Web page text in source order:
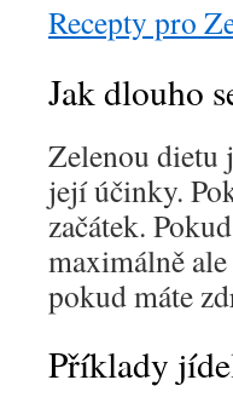
Recepty pro
Jak dlouho
Zelenou dietu
její účinky.
začátek.
maximálně ale
pokud máte
Příklady